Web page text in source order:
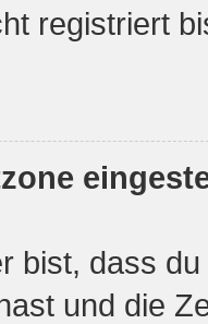
registriert
bist, dass
und die